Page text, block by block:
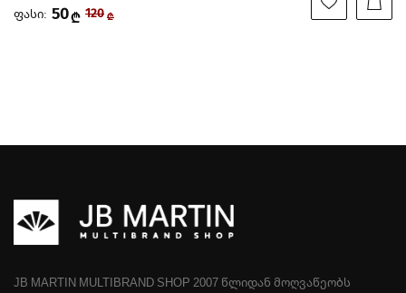
ფასი: 50₾ 120 ₾
JB MARTIN MULTIBRAND SHOP 2007 ᲬᲚᲘᲓᲐᲜ ᲛᲝᲦᲕᲐᲬᲔᲝᲑᲡ